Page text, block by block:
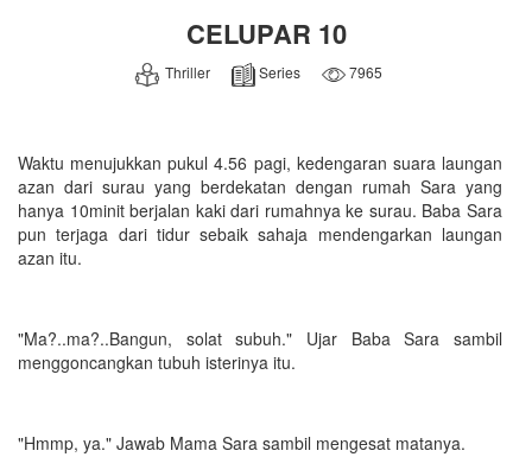
CELUPAR 10
Thriller Series 7965
Waktu menujukkan pukul 4.56 pagi, kedengaran suara laungan
azan dari surau yang berdekatan dengan rumah Sara yang
hanya 10minit berjalan kaki dari rumahnya ke surau. Baba Sara
pun terjaga dari tidur sebaik sahaja mendengarkan laungan
azan itu.
"Ma?..ma?..Bangun, solat subuh." Ujar Baba Sara sambil
menggoncangkan tubuh isterinya itu.
"Hmmp, ya." Jawab Mama Sara sambil mengesat matanya.